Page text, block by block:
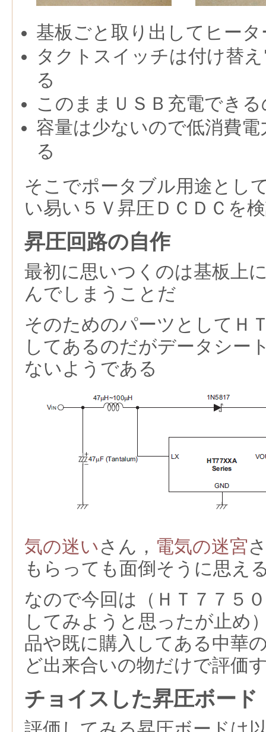
基板ごと取り出してヒー
タクトスイッチは付け替
る
このままＵＳＢ充電でき
容量は少ないので低消費
る
そこでポータブル用途とし
い易い５Ｖ昇圧ＤＣＤＣを
昇圧回路の自作
最初に思いつくのは基板上
んでしまうことだ
そのためのパーツとしてＨ
してあるのだがデータシー
ないようである
気の迷いさん， 電気の迷宮
もらっても面倒そうに思え
なので今回は（ＨＴ７７５
してみようと思ったが止め
品や既に購入してある中華
ど出来合いの物だけで評価
チョイスした昇圧ボード